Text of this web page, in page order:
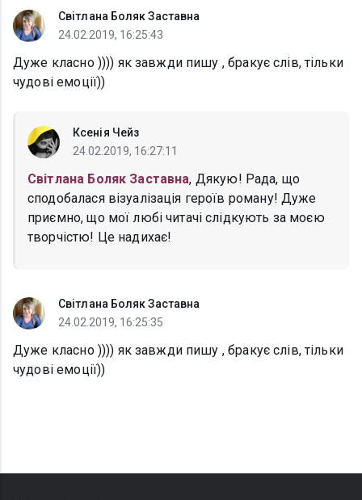
Світлана Боляк Заставна
24.02.2019, 16:25:43
Дуже класно )))) як завжди пишу , бракує слів, тільки
чудові емоції))
Ксенія Чейз
24.02.2019, 16:27:11
Світлана Боляк Заставна, Дякую! Рада, що
сподобалася візуалізація героїв роману! Дуже
приємно, що мої любі читачі слідкують за моєю
творчістю! Це надихає!
Світлана Боляк Заставна
24.02.2019, 16:25:35
Дуже класно )))) як завжди пишу , бракує слів, тільки
чудові емоції))